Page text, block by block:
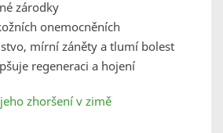
zárodky
onemocněních
mírní záněty a tlumí bolest
regeneraci a hojení
zhoršení v zimě